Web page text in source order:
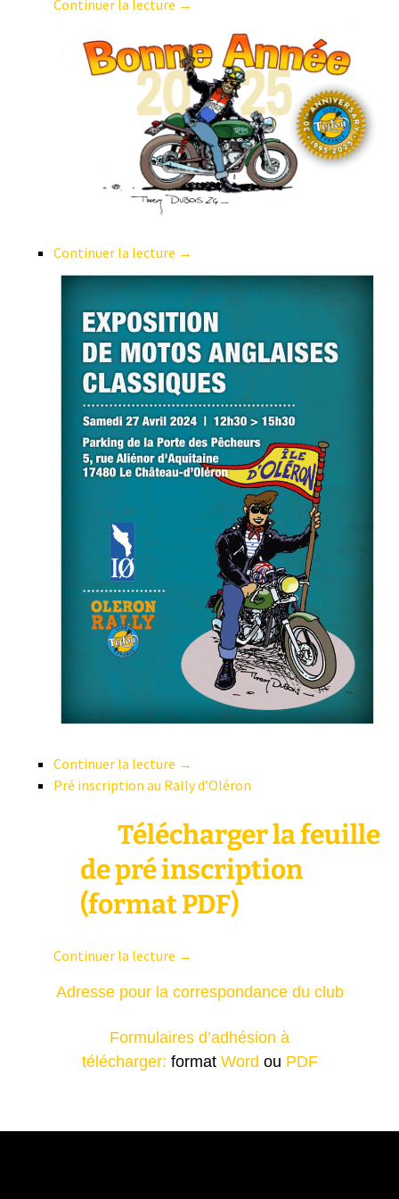
Continuer la lecture →
Continuer la lecture →
Continuer la lecture →
Pré inscription au Rally d’Oléron
Télécharger la feuille
de pré inscription
(format PDF)
Continuer la lecture →
Adresse pour la correspondance du club
Formulaires d’adhésion à
télécharger: format Word ou PDF